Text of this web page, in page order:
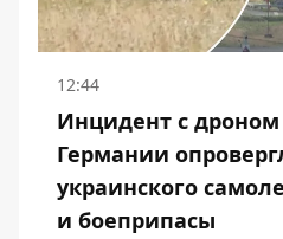
12:44
Инцидент с
Германии
украинского
и боеприпасы